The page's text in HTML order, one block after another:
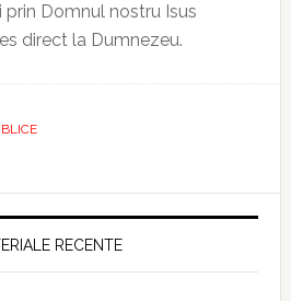
prin Domnul nostru Isus
direct la Dumnezeu.
RECENTE